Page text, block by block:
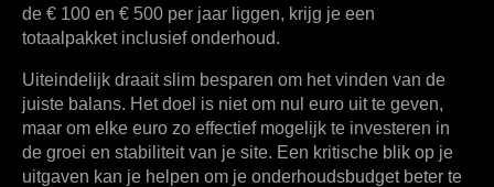
de € 100 en € 500 per jaar liggen, krijg je een
totaalpakket inclusief onderhoud.
Uiteindelijk draait slim besparen om het vinden van de
juiste balans. Het doel is niet om nul euro uit te geven,
maar om elke euro zo effectief mogelijk te investeren in
de groei en stabiliteit van je site. Een kritische blik op je
uitgaven kan je helpen om je onderhoudsbudget beter te